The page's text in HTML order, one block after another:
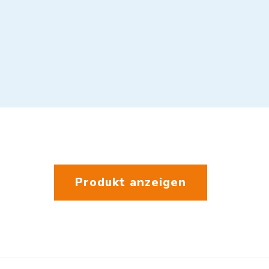
Produkt anzeigen